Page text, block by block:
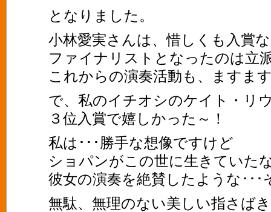
となりました。
小林愛実さんは、惜しくも入賞
ファイナリストとなったのは立
これからの演奏活動も、ますま
で、私のイチオシのケイト・リ
３位入賞で嬉しかった～！
私は･･･勝手な想像ですけど
ショパンがこの世に生きていた
彼女の演奏を絶賛したような･･
無駄、無理のない美しい指さば